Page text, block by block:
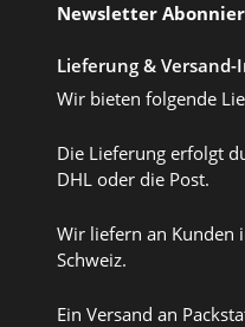
Newsletter
Lieferung & Versand-
Wir bieten folgende
Die Lieferung erfolgt
DHL oder die Post.
Wir liefern an Kunden
Schweiz.
Ein Versand an